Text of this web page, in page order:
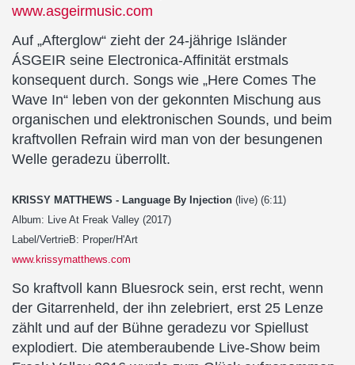
www.asgeirmusic.com
Auf „Afterglow“ zieht der 24-jährige Isländer
ÁSGEIR seine Electronica-Affinität erstmals
konsequent durch. Songs wie „Here Comes The
Wave In“ leben von der gekonnten Mischung aus
organischen und elektronischen Sounds, und beim
kraftvollen Refrain wird man von der besungenen
Welle geradezu überrollt.
KRISSY MATTHEWS - Language By Injection (live) (6:11)
Album: Live At Freak Valley (2017)
Label/VertrieB: Proper/H'Art
www.krissymatthews.com
So kraftvoll kann Bluesrock sein, erst recht, wenn
der Gitarrenheld, der ihn zelebriert, erst 25 Lenze
zählt und auf der Bühne geradezu vor Spiellust
explodiert. Die atemberaubende Live-Show beim